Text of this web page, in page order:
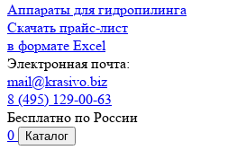
Аппараты для гидропилинга
Скачать прайс-лист
в формате Excel
Электронная почта:
mail@krasivo.biz
8 (495) 129-00-63
Бесплатно по России
0
Каталог